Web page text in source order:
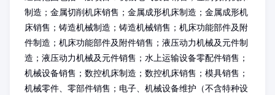
制造；金属切削机床销售；金属成形机床制造；金属成形机
床销售；铸造机械制造；铸造机械销售；机床功能部件及附
件制造；机床功能部件及附件销售；液压动力机械及元件制
造；液压动力机械及元件销售；水上运输设备零配件销售；
机械设备销售；数控机床制造；数控机床销售；模具销售；
机械零件、零部件销售；电子、机械设备维护（不含特种设